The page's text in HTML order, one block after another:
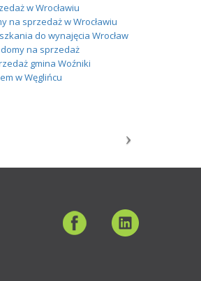
w Wrocławiu
na sprzedaż w Wrocławiu
do wynajęcia Wrocław
domy na sprzedaż
gmina Woźniki
w Węglińcu